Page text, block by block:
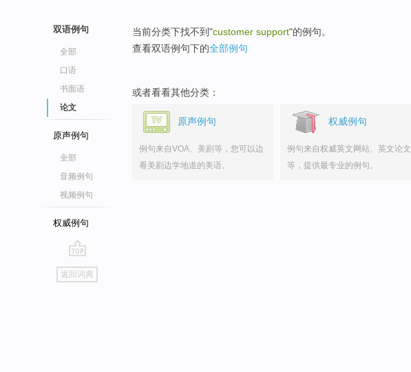
双语例句
全部
口语
书面语
论文
原声例句
全部
音频例句
视频例句
权威例句
go
top
返回词典
当前分类下找不到"customer support"的例句。
查看双语例句下的全部例句
或者看看其他分类：
原声例句
例句来自VOA、美剧等，您可以边
看美剧边学地道的美语。
权威例句
例句来自权威英文网站、英文论文
等，提供最专业的例句。